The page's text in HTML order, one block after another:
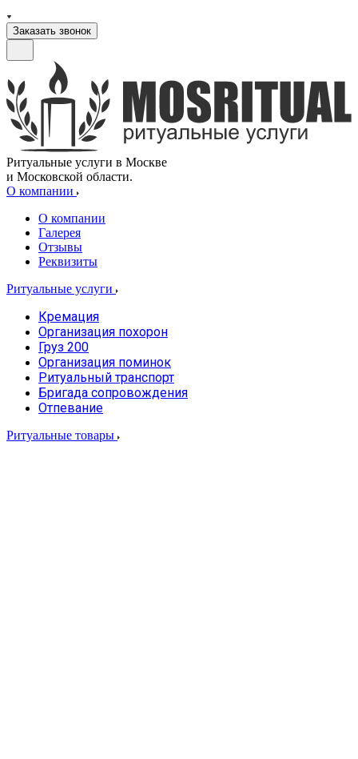
Заказать звонок
Ритуальные услуги в Москве
и Московской области.
О компании
О компании
Галерея
Отзывы
Реквизиты
Ритуальные услуги
Кремация
Организация похорон
Груз 200
Организация поминок
Ритуальный транспорт
Бригада сопровождения
Отпевание
Ритуальные товары